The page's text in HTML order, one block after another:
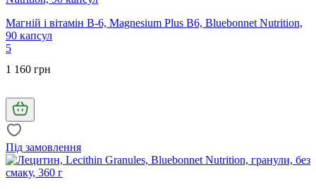
Магній і вітамін В-6, Magnesium Plus B6, Bluebonnet Nutrition,
90 капсул
5
1 160 грн
Під замовлення